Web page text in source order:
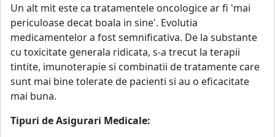
Un alt mit este ca tratamentele oncologice ar fi 'mai
periculoase decat boala in sine'. Evolutia
medicamentelor a fost semnificativa. De la substante
cu toxicitate generala ridicata, s-a trecut la terapii
tintite, imunoterapie si combinatii de tratamente care
sunt mai bine tolerate de pacienti si au o eficacitate
mai buna.
Tipuri de Asigurari Medicale: